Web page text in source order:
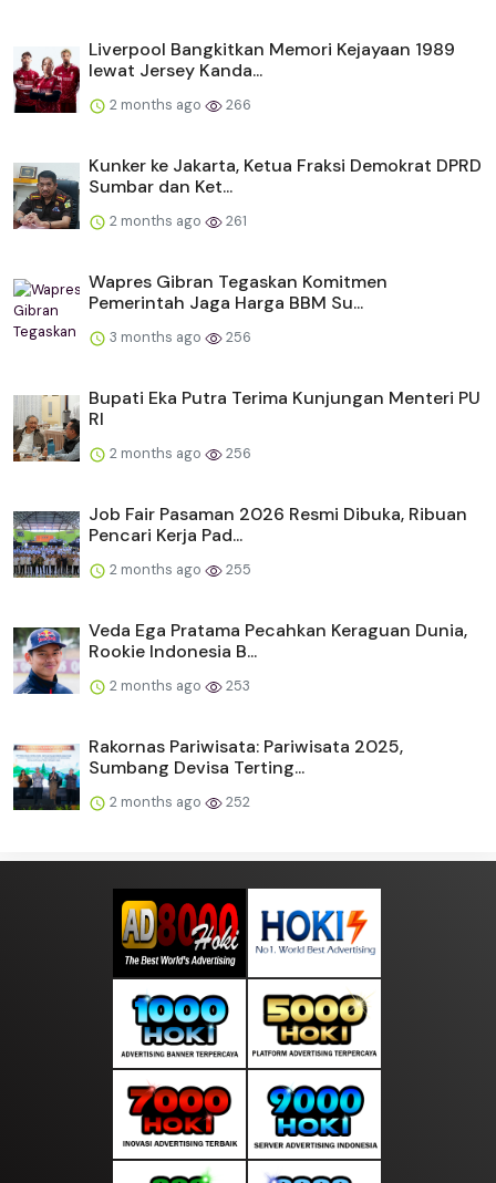
Liverpool Bangkitkan Memori Kejayaan 1989
lewat Jersey Kanda...
2 months ago 266
Kunker ke Jakarta, Ketua Fraksi Demokrat DPRD
Sumbar dan Ket...
2 months ago 261
Wapres Gibran Tegaskan Komitmen
Pemerintah Jaga Harga BBM Su...
3 months ago 256
Bupati Eka Putra Terima Kunjungan Menteri PU
RI
2 months ago 256
Job Fair Pasaman 2026 Resmi Dibuka, Ribuan
Pencari Kerja Pad...
2 months ago 255
Veda Ega Pratama Pecahkan Keraguan Dunia,
Rookie Indonesia B...
2 months ago 253
Rakornas Pariwisata: Pariwisata 2025,
Sumbang Devisa Terting...
2 months ago 252